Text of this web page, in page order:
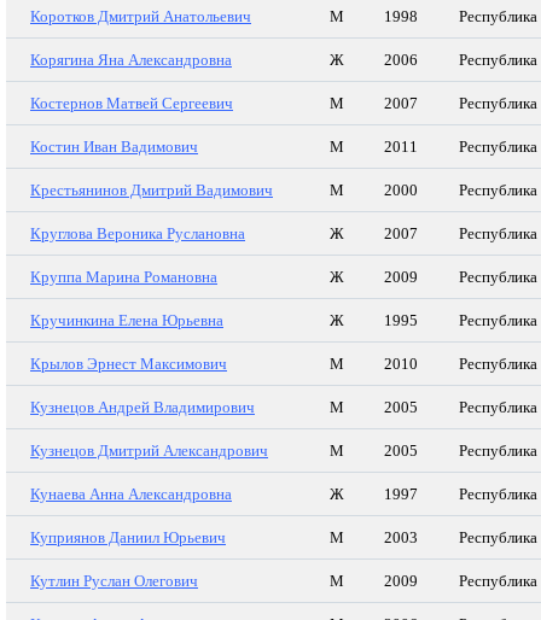
Коротков Дмитрий Анатольевич М 1998
Корягина Яна Александровна Ж 2006
Костернов Матвей Сергеевич М 2007
Костин Иван Вадимович М 2011
Крестьянинов Дмитрий Вадимович М 2000
Круглова Вероника Руслановна Ж 2007
Круппа Марина Романовна Ж 2009
Кручинкина Елена Юрьевна Ж 1995
Крылов Эрнест Максимович М 2010
Кузнецов Андрей Владимирович М 2005
Кузнецов Дмитрий Александрович М 2005
Кунаева Анна Александровна Ж 1997
Куприянов Даниил Юрьевич М 2003
Кутлин Руслан Олегович М 2009